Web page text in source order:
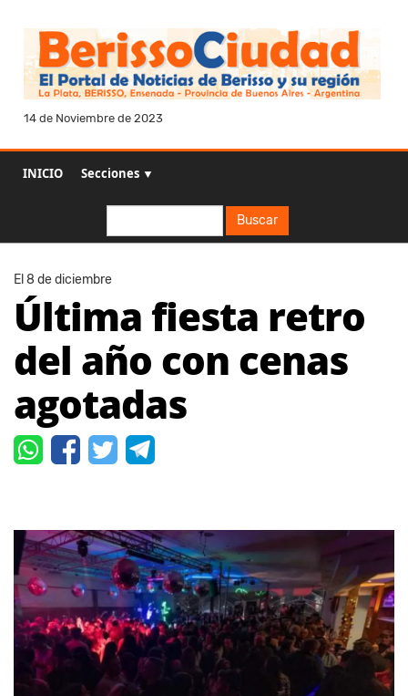
14 de Noviembre de 2023
INICIO Secciones ▼
Buscar
El 8 de diciembre
Última fiesta retro
del año con cenas
agotadas